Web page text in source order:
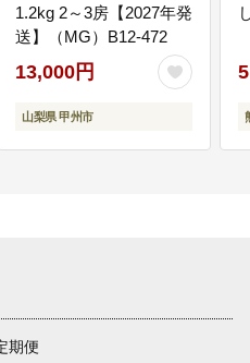
1.2kg 2～3房【2027年発
送】（MG）B12-472
13,000円
山梨県 甲州市
期便